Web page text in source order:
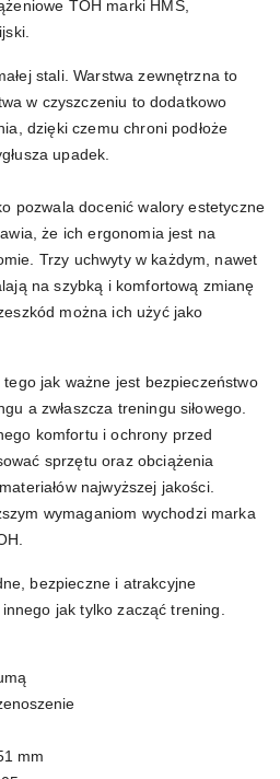
TOH marki HMS,
stali. Warstwa zewnętrzna to
w czyszczeniu to dodatkowo
dzięki czemu chroni podłoże
upadek.
pozwala docenić walory estetyczne
że ich ergonomia jest na
Trzy uchwyty w każdym, nawet
na szybką i komfortową zmianę
można ich użyć jako
jak ważne jest bezpieczeństwo
a zwłaszcza treningu siłowego.
komfortu i ochrony przed
sprzętu oraz obciążenia
najwyższej jakości.
wymaganiom wychodzi marka
bezpieczne i atrakcyjne
jak tylko zacząć trening.
mm